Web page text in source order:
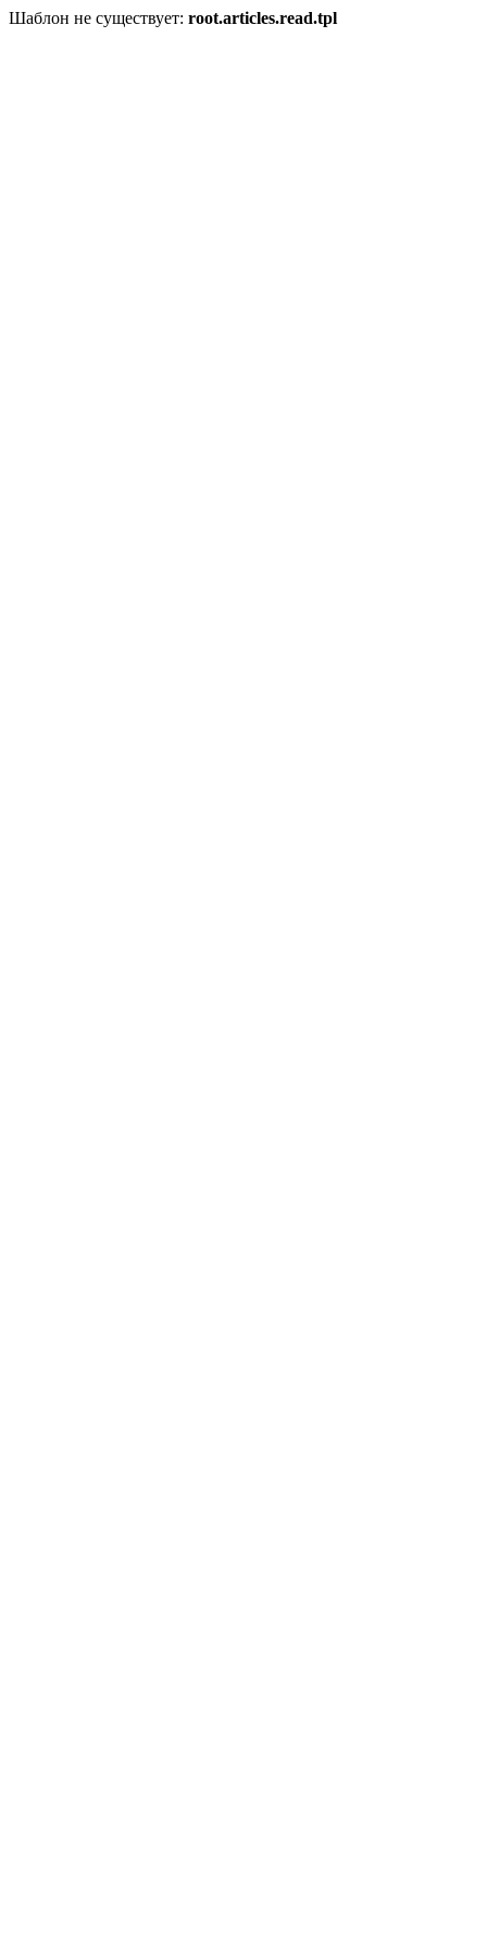
Шаблон не существует: root.articles.read.tpl